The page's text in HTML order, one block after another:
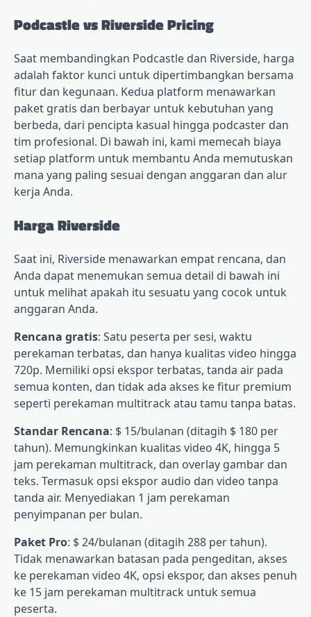
Podcastle vs Riverside Pricing
Saat membandingkan Podcastle dan Riverside, harga
adalah faktor kunci untuk dipertimbangkan bersama
fitur dan kegunaan. Kedua platform menawarkan
paket gratis dan berbayar untuk kebutuhan yang
berbeda, dari pencipta kasual hingga podcaster dan
tim profesional. Di bawah ini, kami memecah biaya
setiap platform untuk membantu Anda memutuskan
mana yang paling sesuai dengan anggaran dan alur
kerja Anda.
Harga Riverside
Saat ini, Riverside menawarkan empat rencana, dan
Anda dapat menemukan semua detail di bawah ini
untuk melihat apakah itu sesuatu yang cocok untuk
anggaran Anda.
Rencana gratis: Satu peserta per sesi, waktu
perekaman terbatas, dan hanya kualitas video hingga
720p. Memiliki opsi ekspor terbatas, tanda air pada
semua konten, dan tidak ada akses ke fitur premium
seperti perekaman multitrack atau tamu tanpa batas.
Standar Rencana: $ 15/bulanan (ditagih $ 180 per
tahun). Memungkinkan kualitas video 4K, hingga 5
jam perekaman multitrack, dan overlay gambar dan
teks. Termasuk opsi ekspor audio dan video tanpa
tanda air. Menyediakan 1 jam perekaman
penyimpanan per bulan.
Paket Pro: $ 24/bulanan (ditagih 288 per tahun).
Tidak menawarkan batasan pada pengeditan, akses
ke perekaman video 4K, opsi ekspor, dan akses penuh
ke 15 jam perekaman multitrack untuk semua
peserta.